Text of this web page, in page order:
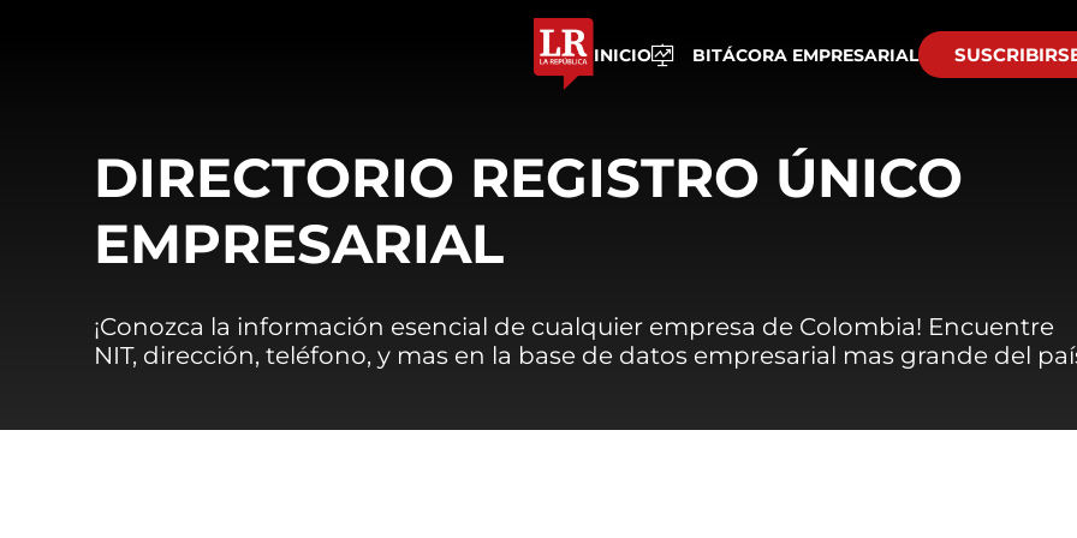
INICIO BITÁCORA EMPRESARIAL
DIRECTORIO REGISTRO ÚNICO
EMPRESARIAL
¡Conozca la información esencial de cualquier empresa de Colombia! Encuentre
NIT, dirección, teléfono, y mas en la base de datos empresarial mas grande del